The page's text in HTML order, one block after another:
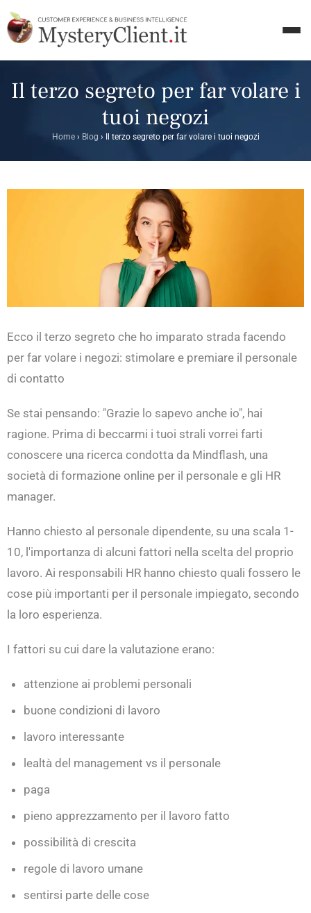
Il terzo segreto per far volare i
tuoi negozi
Home› Blog › Il terzo segreto per far volare i tuoi negozi
Ecco il terzo segreto che ho imparato strada facendo
per far volare i negozi: stimolare e premiare il personale
di contatto
Se stai pensando: "Grazie lo sapevo anche io", hai
ragione. Prima di beccarmi i tuoi strali vorrei farti
conoscere una ricerca condotta da Mindflash, una
società di formazione online per il personale e gli HR
manager.
Hanno chiesto al personale dipendente, su una scala 1-
10, l'importanza di alcuni fattori nella scelta del proprio
lavoro. Ai responsabili HR hanno chiesto quali fossero le
cose più importanti per il personale impiegato, secondo
la loro esperienza.
I fattori su cui dare la valutazione erano:
attenzione ai problemi personali
buone condizioni di lavoro
lavoro interessante
lealtà del management vs il personale
paga
pieno apprezzamento per il lavoro fatto
possibilità di crescita
regole di lavoro umane
sentirsi parte delle cose